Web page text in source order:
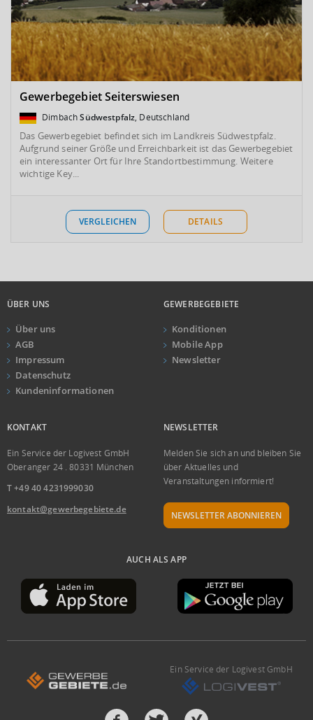
Gewerbegebiet Seiterswiesen
DimbachSüdwestpfalz, Deutschland
Das Gewerbegebiet befindet sich im Landkreis Südwestpfalz.
Aufgrund seiner Größe und Erreichbarkeit ist das Gewerbegebiet
ein interessanter Ort für Ihre Standortbestimmung. Weitere
wichtige Key...
VERGLEICHEN DETAILS
ÜBER UNS
Über uns
AGB
Impressum
Datenschutz
Kundeninformationen
GEWERBEGEBIETE
Konditionen
Mobile App
Newsletter
KONTAKT
Ein Service der Logivest GmbH
Oberanger 24 . 80331 München
T +49 40 4231999030
kontakt@gewerbegebiete.de
NEWSLETTER
Melden Sie sich an und bleiben Sie
über Aktuelles und
Veranstaltungen informiert!
NEWSLETTER ABONNIEREN
AUCH ALS APP
Ein Service der Logivest GmbH